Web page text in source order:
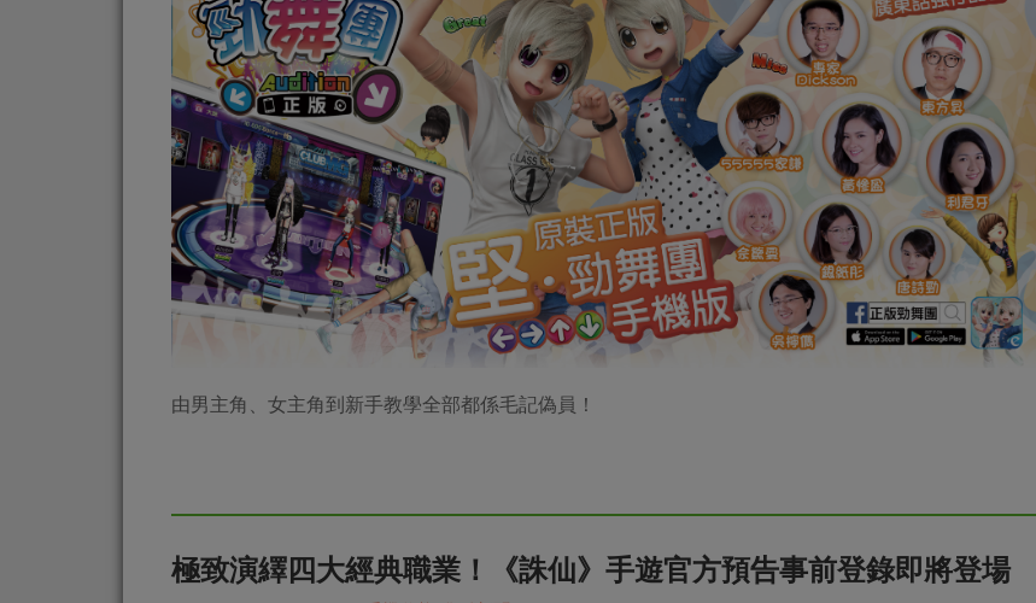
由男主角、女主角到新手教學全部都係毛記偽員！
極致演繹四大經典職業！《誅仙》手遊官方預告事前登錄即將登場